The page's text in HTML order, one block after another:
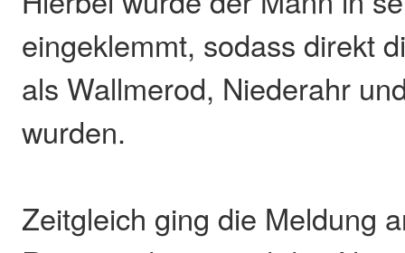
eingeklemmt, sodass direkt
als Wallmerod, Niederahr
wurden.
Zeitgleich ging die Meldung